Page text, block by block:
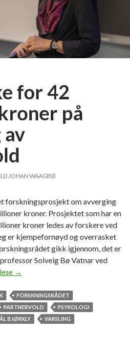
for 42
på
av
JOHAN WAAGBØ
forskningsprosjekt om avverging
kroner. Prosjektet som har en
kroner ledes av forskere ved
er kjempefornøyd og overrasket
gikk igjennom, det er
Solveig Bø Vatnar ved
S
a
l
f
→
FORSKNINGSRÅDET
PARTNERVOLD
PSYKOLOGI
BJØRKLY VARSLING